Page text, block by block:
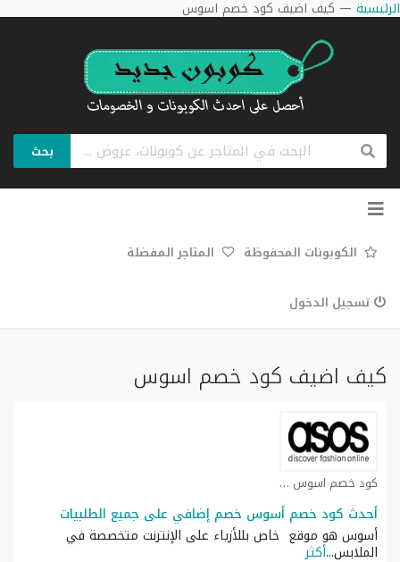
الرئيسية — كيف اضيف كود خصم اسوس
بحث
تخطي
الكوبونات المحفوظة المتاجر المفضلة
تسجيل الدخول
كيف اضيف كود خصم اسوس
كود خصم اسوس كوبون
أحدث كود خصم أسوس خصم إضافي على جميع الطلبيات
أسوس هو موقع خاص بللأزياء على الإنترنت متخصصة في
الملابس...أكثر